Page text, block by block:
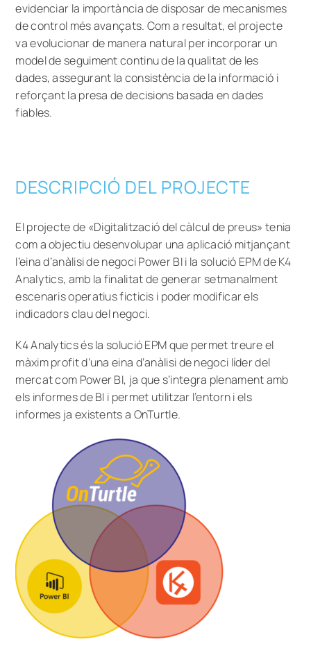
evidenciar la importància de disposar de mecanismes
de control més avançats. Com a resultat, el projecte
va evolucionar de manera natural per incorporar un
model de seguiment continu de la qualitat de les
dades, assegurant la consistència de la informació i
reforçant la presa de decisions basada en dades
fiables.
DESCRIPCIÓ DEL PROJECTE
El projecte de «Digitalització del càlcul de preus» tenia
com a objectiu desenvolupar una aplicació mitjançant
l’eina d’anàlisi de negoci Power BI i la solució EPM de K4
Analytics, amb la finalitat de generar setmanalment
escenaris operatius ficticis i poder modificar els
indicadors clau del negoci.
K4 Analytics és la solució EPM que permet treure el
màxim profit d’una eina d’anàlisi de negoci líder del
mercat com Power BI, ja que s’integra plenament amb
els informes de BI i permet utilitzar l’entorn i els
informes ja existents a OnTurtle.